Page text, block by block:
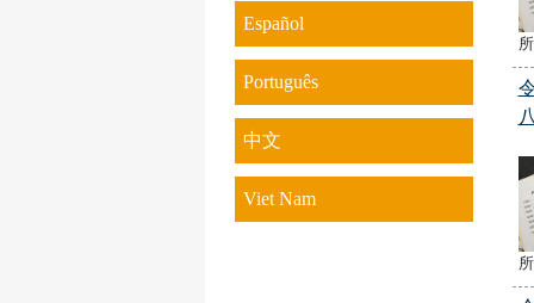
Español
Português
中文
Viet Nam